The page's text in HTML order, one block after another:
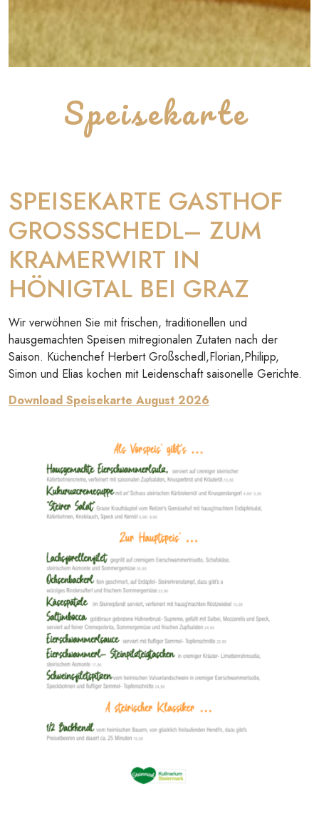
Speisekarte
SPEISEKARTE GASTHOF
GROSSSCHEDL– ZUM
KRAMERWIRT IN
HÖNIGTAL BEI GRAZ
Wir verwöhnen Sie mit frischen, traditionellen und
hausgemachten Speisen mitregionalen Zutaten nach der
Saison. Küchenchef Herbert Großschedl,Florian,Philipp,
Simon und Elias kochen mit Leidenschaft saisonelle Gerichte.
Download Speisekarte August 2026